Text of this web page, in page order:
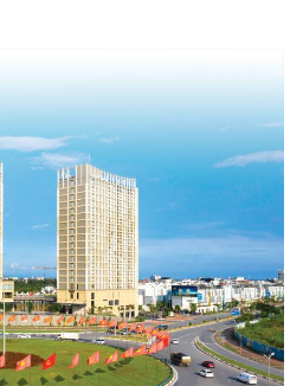
LIỆT...
tri ân, “Đền ơn đáp nghĩa” thiết
NGHỊ TRAO TẶNG ẢNH PHỤC CHẾ
GIA ĐÌNH...
QUYỀN THÔNG TIN Về việc cưỡng
hồi nhà là...
TẶNG QUÀ GIA ĐÌNH CHÍNH SÁCH,